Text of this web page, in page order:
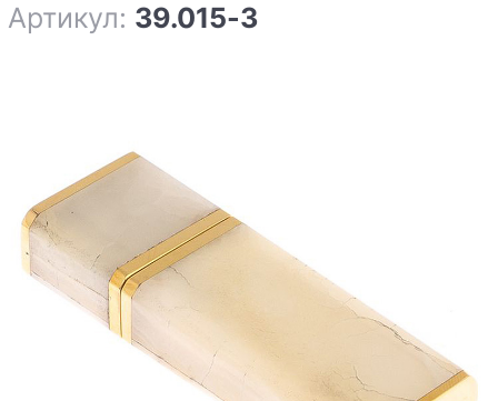
Артикул: 39.015-3